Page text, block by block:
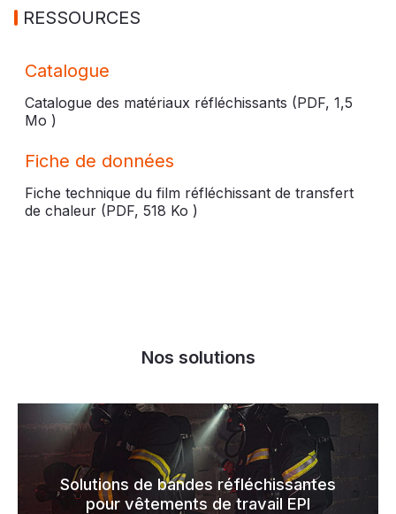
RESSOURCES
Catalogue
Catalogue des matériaux réfléchissants (PDF, 1,5
Mo )
Fiche de données
Fiche technique du film réfléchissant de transfert
de chaleur (PDF, 518 Ko )
Nos solutions
Solutions de bandes réfléchissantes
pour vêtements de travail EPI